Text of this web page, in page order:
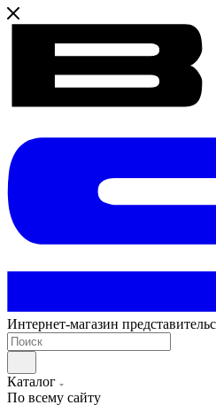
Интернет-магазин
Каталог
По всему сайту